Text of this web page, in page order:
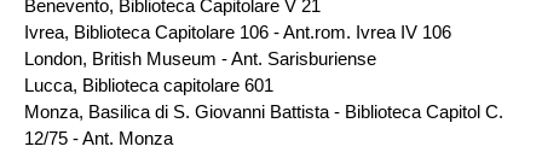
Benevento, Biblioteca Capitolare V 21
Ivrea, Biblioteca Capitolare 106 - Ant.rom. Ivrea IV 106
London, British Museum - Ant. Sarisburiense
Lucca, Biblioteca capitolare 601
Monza, Basilica di S. Giovanni Battista - Biblioteca Capitol C.
12/75 - Ant. Monza